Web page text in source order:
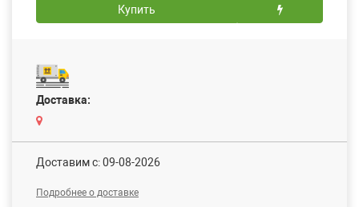
Купить
Доставка:
Доставим c: 09-08-2026
Подробнее о доставке